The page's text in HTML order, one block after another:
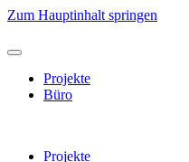
Zum Hauptinhalt springen
Projekte
Büro
Projekte